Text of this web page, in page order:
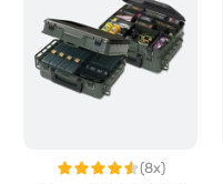
(8x)